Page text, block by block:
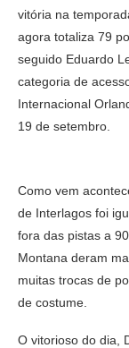
vitória na
agora totaliza 79
seguido Eduardo
categoria de
Internacional
19 de setembro.
Como vem
de Interlagos foi
fora das pistas a
Montana deram
muitas trocas de
de costume.
O vitorioso do dia,